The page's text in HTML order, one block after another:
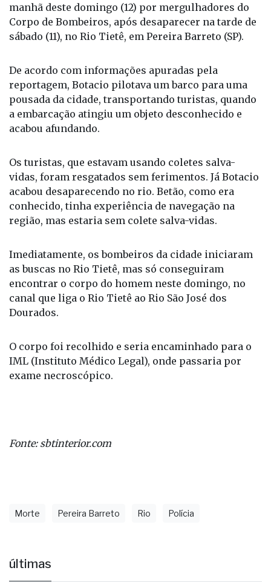
manhã deste domingo (12) por mergulhadores do
Corpo de Bombeiros, após desaparecer na tarde de
sábado (11), no Rio Tietê, em Pereira Barreto (SP).
De acordo com informações apuradas pela
reportagem, Botacio pilotava um barco para uma
pousada da cidade, transportando turistas, quando
a embarcação atingiu um objeto desconhecido e
acabou afundando.
Os turistas, que estavam usando coletes salva-
vidas, foram resgatados sem ferimentos. Já Botacio
acabou desaparecendo no rio. Betão, como era
conhecido, tinha experiência de navegação na
região, mas estaria sem colete salva-vidas.
Imediatamente, os bombeiros da cidade iniciaram
as buscas no Rio Tietê, mas só conseguiram
encontrar o corpo do homem neste domingo, no
canal que liga o Rio Tietê ao Rio São José dos
Dourados.
O corpo foi recolhido e seria encaminhado para o
IML (Instituto Médico Legal), onde passaria por
exame necroscópico.
Fonte: sbtinterior.com
Morte Pereira Barreto Rio Polícia
últimas